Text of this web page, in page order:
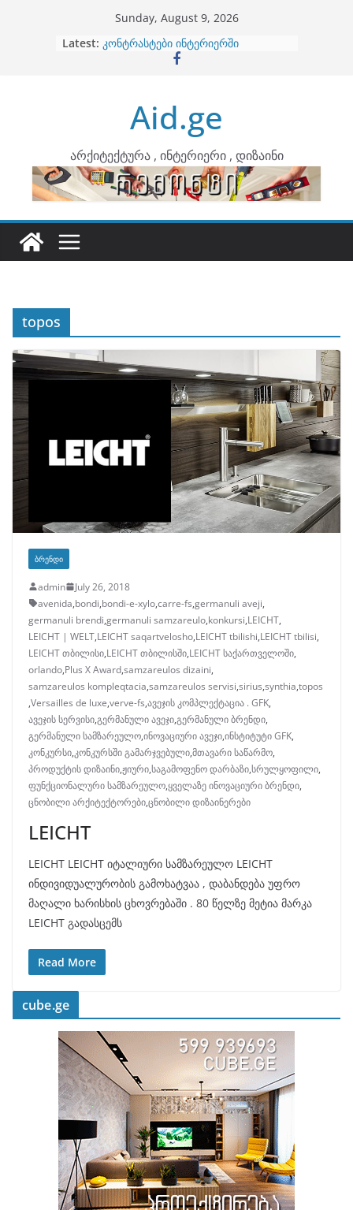
Sunday, August 9, 2026
Latest: ბინების გაერთიანება
კონტრასტები ინტერიერში
ინტერიერის დიზიანი
არტემიდი წარმოგიდგენთ
Aid.ge
არქიტექტურა , ინტერიერი , დიზაინი
topos
ᲑᲠᲔᲜᲓᲘ
admin
July 26, 2018
avenida,bondi,bondi-e-xylo,carre-fs,germanuli aveji,
germanuli brendi,germanuli samzareulo,konkursi,LEICHT,
LEICHT | WELT,LEICHT saqartvelosho,LEICHT tbilishi,LEICHT tbilisi,
LEICHT თბილისი,LEICHT თბილისში,LEICHT საქართველოში,
orlando,Plus X Award,samzareulos dizaini,
samzareulos kompleqtacia,samzareulos servisi,sirius,synthia,topos
,Versailles de luxe,verve-fs,ავეჯის კომპლექტაცია . GFK,
ავეჯის სერვისი,გერმანული ავეჯი,გერმანული ბრენდი,
გერმანული სამზარეულო,ინოვაციური ავეჯი,ინსტიტუტი GFK,
კონკურსი,კონკურსში გამარჯვებული,მთავარი საწარმო,
პროდუქტის დიზაინი,ჟიური,საგამოფენო დარბაზი,სრულყოფილი,
ფუნქციონალური სამზარეულო,ყველაზე ინოვაციური ბრენდი,
ცნობილი არქიტექტორები,ცნობილი დიზაინერები
LEICHT
LEICHT LEICHT იტალიური სამზარეულო LEICHT
ინდივიდუალურობის გამოხატვაა , დაბანდება უფრო
მაღალი ხარისხის ცხოვრებაში . 80 წელზე მეტია მარკა
LEICHT გადასცემს
Read More
cube.ge